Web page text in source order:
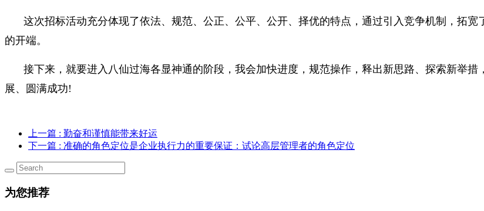
这次招标活动充分体现了依法、规范、公正、公平、公开、择优的特点，通过引入竞争机制，拓
的开端。
接下来，就要进入八仙过海各显神通的阶段，我会加快进度，规范操作，释出新思路、探索新举
展、圆满成功!
上一篇 : 勤奋和谨慎能带来好运
下一篇 : 准确的角色定位是企业执行力的重要保证：试论高层管理者的角色定位
为您推荐